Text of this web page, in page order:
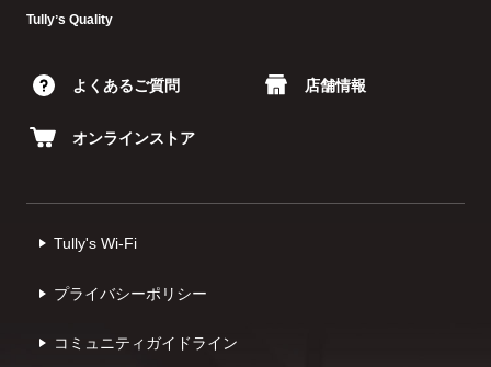
Tullyʼs Quality
よくあるご質問 店舗情報
オンラインストア
Tully's Wi-Fi
プライバシーポリシー
コミュニティガイドライン